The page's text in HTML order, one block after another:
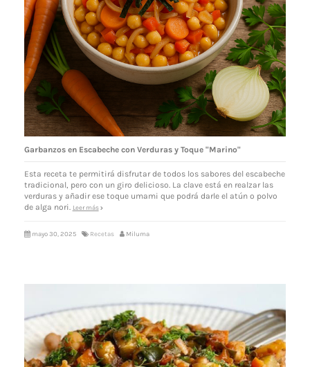
Garbanzos en Escabeche con Verduras y Toque "Marino"
Esta receta te permitirá disfrutar de todos los sabores del escabeche
tradicional, pero con un giro delicioso. La clave está en realzar las
verduras y añadir ese toque umami que podrá darle el atún o polvo
de alga nori. Leer más
mayo 30, 2025 Recetas Miluma